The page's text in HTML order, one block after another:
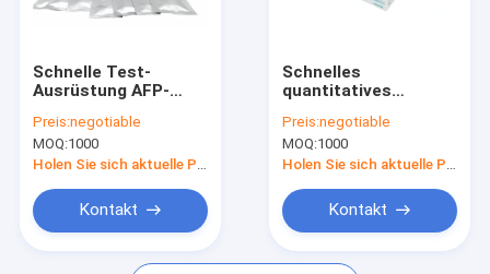
Fabrik-Ausflug
Fordern Sie ein Zitat
News
Schnelle Test-
Ausrüstung AFP-
POCT
Preis:negotiable
MOQ:1000
Holen Sie sich aktuelle Preis
Kontakt
Schnelles
quantitatives
CE-Zulassung FIA
Colloidal Gold Assay
Preis:negotiable
MOQ:1000
Holen Sie sich aktuelle Preis
Kontakt